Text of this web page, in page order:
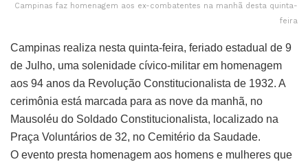
Campinas faz homenagem aos ex-combatentes na manhã desta quinta-
feira
Campinas realiza nesta quinta-feira, feriado estadual de 9
de Julho, uma solenidade cívico-militar em homenagem
aos 94 anos da Revolução Constitucionalista de 1932. A
cerimônia está marcada para as nove da manhã, no
Mausoléu do Soldado Constitucionalista, localizado na
Praça Voluntários de 32, no Cemitério da Saudade.
O evento presta homenagem aos homens e mulheres que